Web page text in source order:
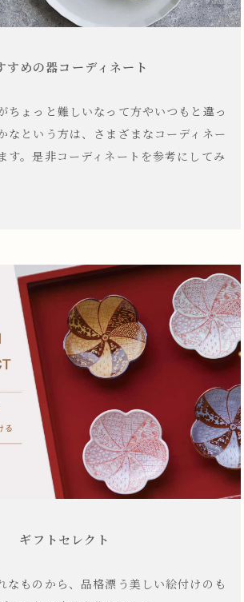
すめの器コーディネート
ちょっと難しいなって方やいつもと違っ
なという方は、さまざまなコーディネー
す。是非コーディネートを参考にしてみ
ギフトセレクト
なものから、品格漂う美しい絵付けのも